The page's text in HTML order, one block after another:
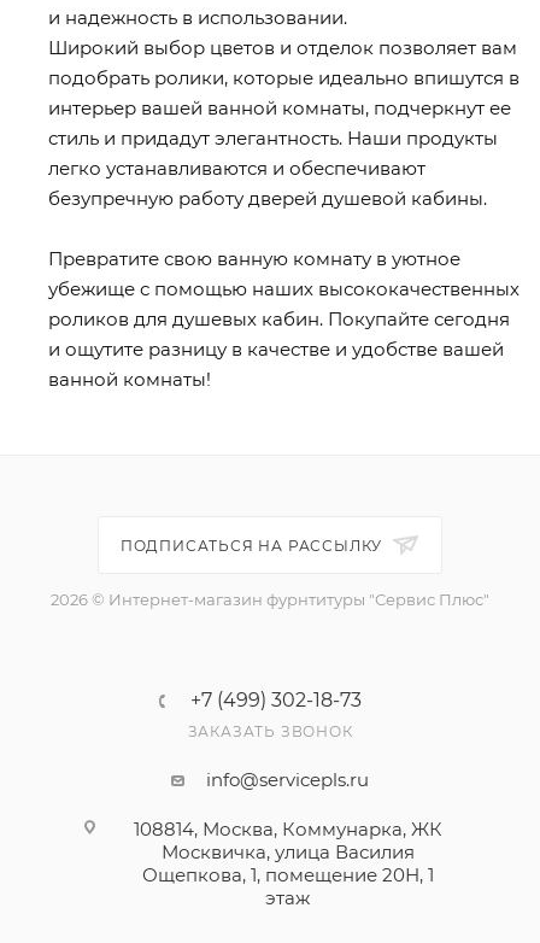
и надежность в использовании.
Широкий выбор цветов и отделок позволяет вам
подобрать ролики, которые идеально впишутся в
интерьер вашей ванной комнаты, подчеркнут ее
стиль и придадут элегантность. Наши продукты
легко устанавливаются и обеспечивают
безупречную работу дверей душевой кабины.
Превратите свою ванную комнату в уютное
убежище с помощью наших высококачественных
роликов для душевых кабин. Покупайте сегодня
и ощутите разницу в качестве и удобстве вашей
ванной комнаты!
ПОДПИСАТЬСЯ НА РАССЫЛКУ
2026 © Интернет-магазин фурнтитуры "Сервис Плюс"
+7 (499) 302-18-73
ЗАКАЗАТЬ ЗВОНОК
info@servicepls.ru
108814, Москва, Коммунарка, ЖК
Москвичка, улица Василия
Ощепкова, 1​, помещение 20Н, 1
этаж